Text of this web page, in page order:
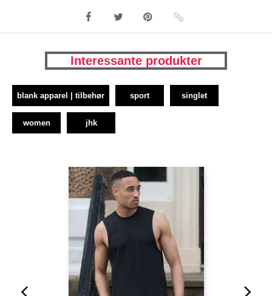
Interessante produkter
blank apparel | tilbehør sport singlet
women jhk